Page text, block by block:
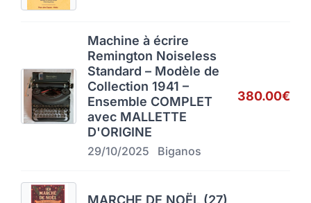
Machine à écrire
Remington Noiseless
Standard – Modèle de
Collection 1941 –
Ensemble COMPLET
avec MALLETTE
D'ORIGINE
29/10/2025 Biganos
380.00€